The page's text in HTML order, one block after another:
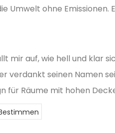
Umwelt ohne Emissionen.
mir auf, wie hell und klar
verdankt seinen Namen
für Räume mit hohen